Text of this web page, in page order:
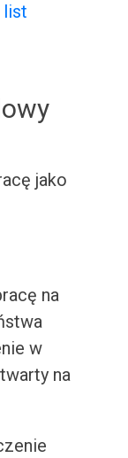
list
jako
na
w
na